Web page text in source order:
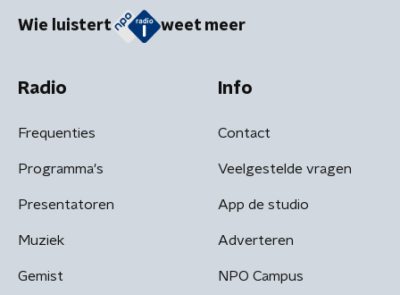
Wie luistert weet meer
Radio
Frequenties
Programma's
Presentatoren
Muziek
Gemist
Info
Contact
Veelgestelde vragen
App de studio
Adverteren
NPO Campus